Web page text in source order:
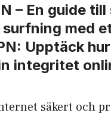
– En guide till
med
Upptäck
integritet
säkert och